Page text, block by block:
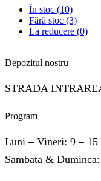
În stoc (10)
Fără stoc (3)
La reducere (0)
Depozitul nostru
STRADA
Program
Luni – Vineri: 9 – 15
Sambata &